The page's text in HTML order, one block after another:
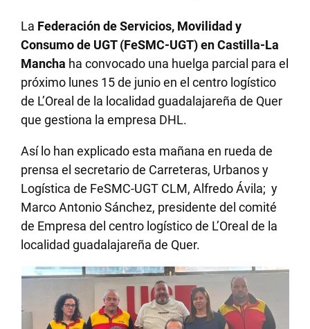
La Federación de Servicios, Movilidad y
Consumo de UGT (FeSMC-UGT) en Castilla-La
Mancha ha convocado una huelga parcial para el
próximo lunes 15 de junio en el centro logístico
de L’Oreal de la localidad guadalajareña de Quer
que gestiona la empresa DHL.
Así lo han explicado esta mañana en rueda de
prensa el secretario de Carreteras, Urbanos y
Logística de FeSMC-UGT CLM, Alfredo Ávila; y
Marco Antonio Sánchez, presidente del comité
de Empresa del centro logístico de L’Oreal de la
localidad guadalajareña de Quer.